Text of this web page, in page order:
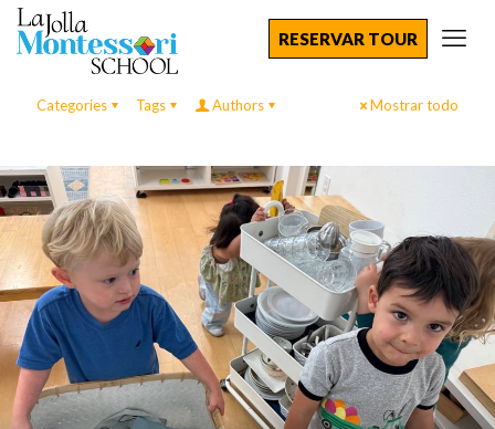
RESERVAR TOUR
Categories Tags Authors Mostrar todo